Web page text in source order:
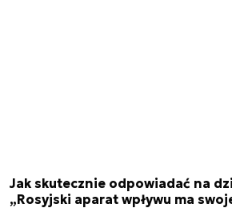
Jak skutecznie odpowiadać na
„Rosyjski aparat wpływu ma